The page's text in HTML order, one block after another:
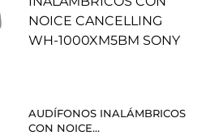
AUDÍFONOS INALÁMBRICOS
CON NOICE...